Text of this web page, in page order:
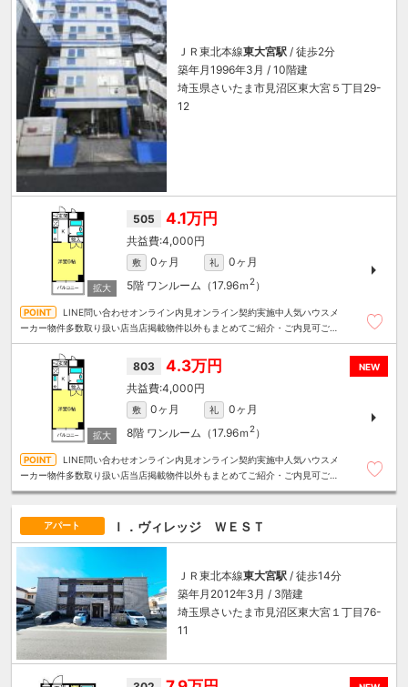
ＪＲ東北本線東大宮駅 / 徒歩2分
築年月1996年3月 / 10階建
埼玉県さいたま市見沼区東大宮５丁目29-
12
505 4.1万円
4,000円
敷 0ヶ月 礼
0ヶ月
5階 ワンルーム（17.96ｍ2）
LINE問い合わせオンライン内見オンライン契約実施中人気ハウスメ
ーカー物件多数取り扱い店当店掲載物件以外もまとめてご紹介・ご内見可ご予
NEW
803 4.3万円
4,000円
敷 0ヶ月 礼
0ヶ月
8階 ワンルーム（17.96ｍ2）
LINE問い合わせオンライン内見オンライン契約実施中人気ハウスメ
ーカー物件多数取り扱い店当店掲載物件以外もまとめてご紹介・ご内見可ご予
アパート Ｉ．ヴィレッジ ＷＥＳＴ
ＪＲ東北本線東大宮駅 / 徒歩14分
築年月2012年3月 / 3階建
埼玉県さいたま市見沼区東大宮１丁目76-
11